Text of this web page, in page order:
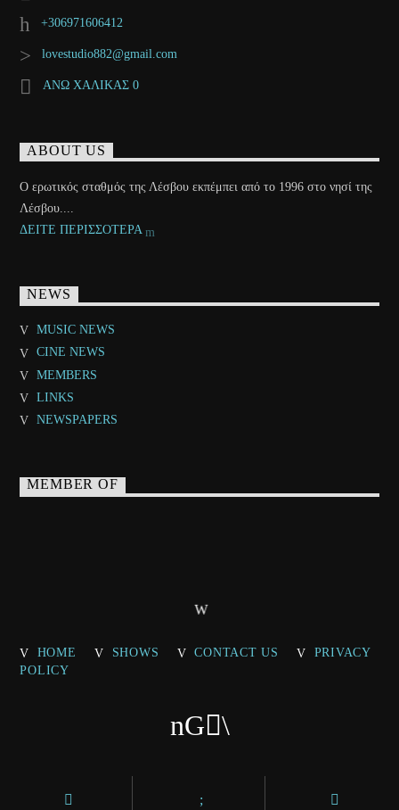
+306971606412
lovestudio882@gmail.com
ΑΝΩ ΧΑΛΙΚΑΣ 0
ABOUT US
Ο ερωτικός σταθμός της Λέσβου εκπέμπει από το 1996 στο νησί της
Λέσβου....
ΔΕΙΤΕ ΠΕΡΙΣΣΟΤΕΡΑ
NEWS
MUSIC NEWS
CINE NEWS
MEMBERS
LINKS
NEWSPAPERS
MEMBER OF
HOME SHOWS CONTACT US
PRIVACY
POLICY